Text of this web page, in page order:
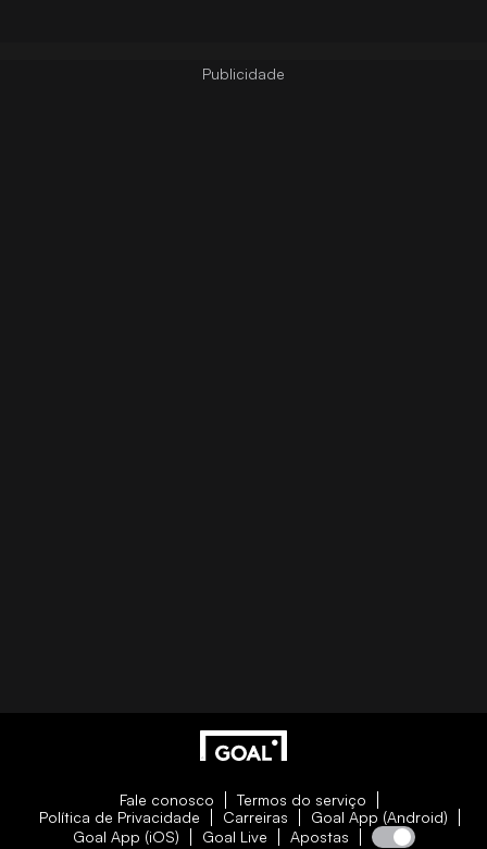
Fale conosco
Termos do serviço
Política de Privacidade
Carreiras
Goal App (Android)
Goal App (iOS)
Goal Live Apostas